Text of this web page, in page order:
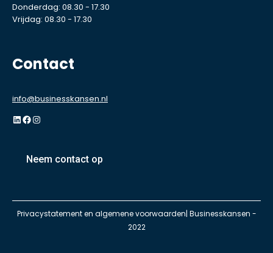
Donderdag: 08.30 - 17.30
Vrijdag: 08.30 - 17.30
Contact
info@businesskansen.nl
LinkedIn Facebook Instagram
Neem contact op
Privacystatementen algemene voorwaarden| Businesskansen -
2022